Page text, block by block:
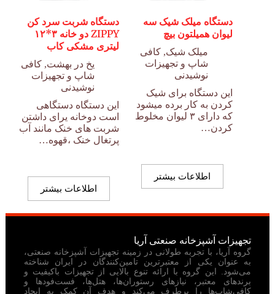
دستگاه میلک شیک سه
لیوان همیلتون بیچ
میلک شیک, کافی
شاپ و تجهیزات
نوشیدنی
این دستگاه برای شیک
کردن به کار برده میشود
که دارای ۳ لیوان مخلوط
کردن…
اطلاعات بیشتر
دستگاه شربت سرد کن
ZIPPY دو خانه ۳*۱۲
لیتری مشکی کاب
یخ در بهشت, کافی
شاپ و تجهیزات
نوشیدنی
این دستگاه دستگاهی
است دوخانه یرای داشتن
شربت های خنک مانند آب
پرتغال خنک ،قهوه…
اطلاعات بیشتر
تجهیزات آشپزخانه صنعتی آریا
گروه آریا، با تجربه طولانی در زمینه تجهیزات آشپزخانه صنعتی،
به عنوان یکی از معتبرترین تامین‌کنندگان در ایران شناخته
می‌شود. این گروه با ارائه تنوع بالایی از تجهیزات باکیفیت و
برندهای معتبر، نیازهای رستوران‌ها، هتل‌ها، فست‌فودها و
کافی‌شاپ‌ها را برطرف می‌کند و هدف آن کمک به ایجاد